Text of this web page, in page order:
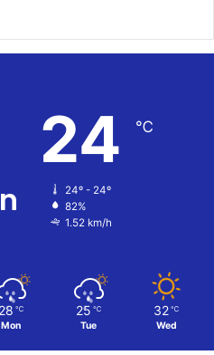
24 ℃
24º - 24º
82%
1.52 km/h
28 ℃
Mon
25 ℃
Tue
32 ℃
Wed